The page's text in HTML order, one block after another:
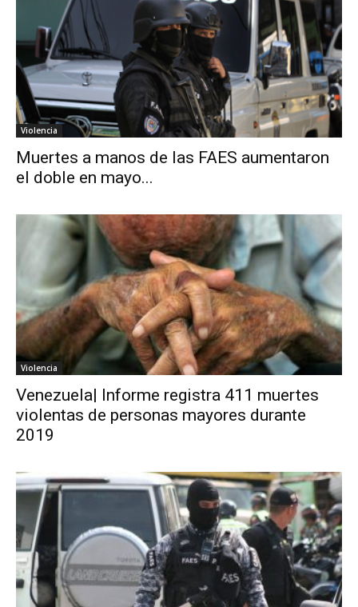
Violencia
Muertes a manos de las FAES aumentaron
el doble en mayo...
Violencia
Venezuela| Informe registra 411 muertes
violentas de personas mayores durante
2019